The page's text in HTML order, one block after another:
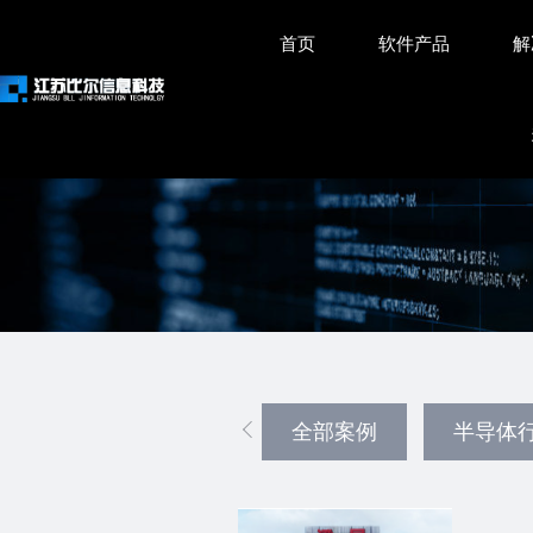
首页 软件产品
多行业
全部案例 半导体